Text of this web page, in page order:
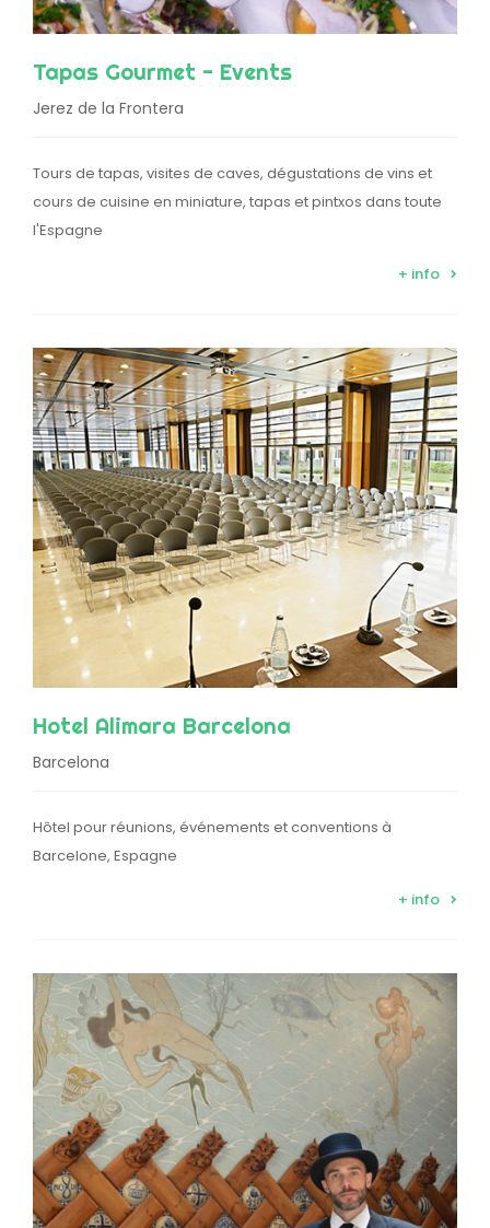
Tapas Gourmet - Events
Jerez de la Frontera
Tours de tapas, visites de caves, dégustations de vins et
cours de cuisine en miniature, tapas et pintxos dans toute
l'Espagne
+ info
Hotel Alimara Barcelona
Barcelona
Hôtel pour réunions, événements et conventions à
Barcelone, Espagne
+ info